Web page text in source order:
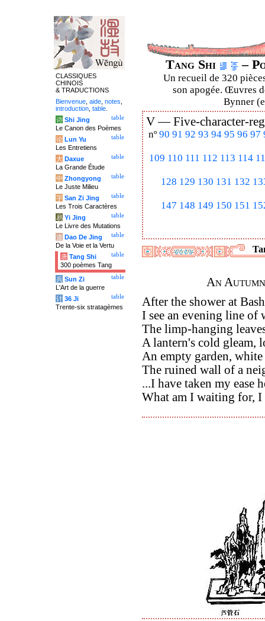
Tang Shi –
Un recueil de 320
son apogée. Œuvres
Bynner
V —Five-character-
nº 90 91 92 93 94 95 96 97
109 110 111 112 113 114
128 129 130 131 132
147 148 149 150 151
An
After the shower at
I see an evening line of
The limp-hanging
A lantern's cold gleam,
An empty garden,
The ruined wall of a
...I have taken my ease
What am I waiting for, I
CLASSIQUES
CHINOIS
& TRADUCTIONS
Bienvenue aide notes
introduction table
table
诗 Shi Jing
Le Canon des Poèmes
table
论 Lun Yu
Les Entretiens
table
大 Daxue
La Grande Étude
table
中 Zhongyong
Le Juste Milieu
table
字 San Zi Jing
Les Trois Caractères
table
易 Yi Jing
Le Livre des Mutations
table
道 Dao De Jing
De la Voie et la Vertu
table
唐 Tang Shi
300 poèmes Tang
table
兵 Sun Zi
L'Art de la guerre
table
计 36 Ji
Trente-six stratagèmes